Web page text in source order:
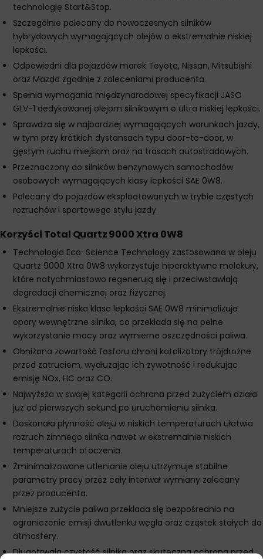
technologię Start&Stop.
Szczególnie polecany do nowoczesnych silników
hybrydowych wymagających olejów o ekstremalnie niskiej
lepkości.
Odpowiedni dla pojazdów marek Toyota, Nissan, Mitsubishi
oraz Mazda zgodnie z zaleceniami producenta.
Spełnia wymagania międzynarodowej specyfikacji JASO
GLV-1 dedykowanej olejom silnikowym o ultra niskiej lepkości.
Sprawdza się w najbardziej wymagających warunkach jazdy,
w tym przy krótkich dystansach typu door-to-door, w
gęstym ruchu miejskim oraz na trasach autostradowych.
Przeznaczony do silników benzynowych samochodów
osobowych wymagających klasy lepkości SAE 0W8.
Polecany do pojazdów eksploatowanych w trybie częstych
rozruchów i sportowego stylu jazdy.
Korzyści Total Quartz 9000 Xtra 0W8
Technologia Eco-Science Technology zastosowana w oleju
Quartz 9000 Xtra 0W8 wykorzystuje hiperaktywne molekuły,
które natychmiastowo regenerują się i przeciwstawiają
degradacji chemicznej oraz fizycznej.
Ekstremalnie niska klasa lepkości SAE 0W8 minimalizuje
opory wewnętrzne silnika, co przekłada się na pełne
wykorzystanie mocy oraz wymierne oszczędności paliwa.
Obniżona zawartość fosforu chroni katalizatory trójdrożne
przed zatruciem, wydłużając ich żywotność i redukując
emisję NOx, HC oraz CO.
Najwyższa w swojej kategorii ochrona przed zużyciem działa
już od pierwszych sekund po uruchomieniu silnika.
Doskonała płynność oleju w niskich temperaturach ułatwia
rozruch zimnego silnika nawet w ekstremalnie niskich
temperaturach otoczenia.
Zminimalizowane utlenianie oleju utrzymuje stabilne
parametry pracy przez cały interwał wymiany zalecany
przez producenta.
Mniejsze zużycie paliwa przekłada się bezpośrednio na
ograniczenie emisji dwutlenku węgla oraz cząstek stałych do
atmosfery.
Długotrwała czystość silnika oraz skuteczna ochrona przed